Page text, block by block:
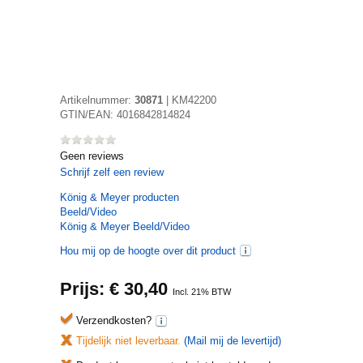
Artikelnummer: 30871
KM42200
GTIN/EAN: 4016842814824
Geen reviews
Schrijf zelf een review
König & Meyerproducten
Beeld/Video
König & Meyer Beeld/Video
Hou mij op de hoogte over dit product
Prijs: € 30,40 Incl. 21% BTW
Verzendkosten?
Tijdelijk niet leverbaar. (Mail mij de levertijd)